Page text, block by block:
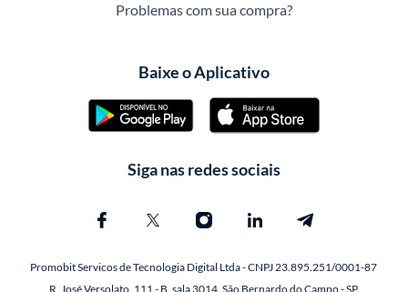
Problemas com sua compra?
Baixe o Aplicativo
Siga nas redes sociais
Promobit Servicos de Tecnologia Digital Ltda - CNPJ 23.895.251/0001-87
R. José Versolato, 111 - B, sala 3014, São Bernardo do Campo - SP